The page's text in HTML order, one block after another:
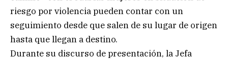
riesgo por violencia pueden contar con un
seguimiento desde que salen de su lugar de origen
hasta que llegan a destino.
Durante su discurso de presentación, la Jefa